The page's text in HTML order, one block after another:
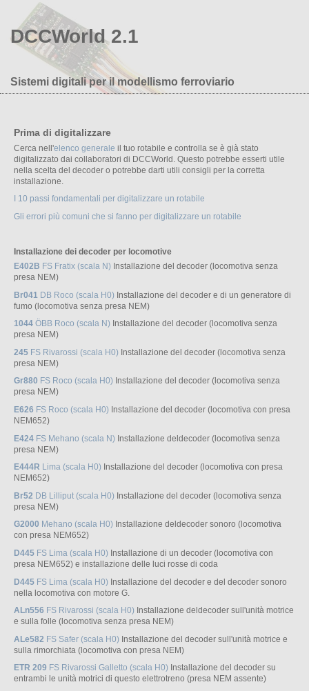
DCCWorld 2.1
Sistemi digitali per il modellismo ferroviario
Prima di digitalizzare
Cerca nell'elenco generale il tuo rotabile e controlla se è già stato
digitalizzato dai collaboratori di DCCWorld. Questo potrebbe esserti utile
nella scelta del decoder o potrebbe darti utili consigli per la corretta
installazione.
I 10 passi fondamentali per digitalizzare un rotabile
Gli errori più comuni che si fanno per digitalizzare un rotabile
Installazione dei decoder per locomotive
E402B FS Fratix (scala N) Installazione del decoder (locomotiva senza
presa NEM)
Br041 DB Roco (scala H0) Installazione del decoder e di un generatore di
fumo (locomotiva senza presa NEM)
1044 ÖBB Roco (scala N) Installazione del decoder (locomotiva senza
presa NEM)
245 FS Rivarossi (scala H0) Installazione del decoder (locomotiva senza
presa NEM)
Gr880 FS Roco (scala H0) Installazione del decoder (locomotiva senza
presa NEM)
E626 FS Roco (scala H0) Installazione del decoder (locomotiva con presa
NEM652)
E424 FS Mehano (scala N) Installazione deldecoder (locomotiva senza
presa NEM)
E444R Lima (scala H0) Installazione del decoder (locomotiva con presa
NEM652)
Br52 DB Lilliput (scala H0) Installazione del decoder (locomotiva senza
presa NEM)
G2000 Mehano (scala H0) Installazione deldecoder sonoro (locomotiva
con presa NEM652)
D445 FS Lima (scala H0) Installazione di un decoder (locomotiva con
presa NEM652) e installazione delle luci rosse di coda
D445 FS Lima (scala H0) Installazione del decoder e del decoder sonoro
nella locomotiva con motore G.
ALn556 FS Rivarossi (scala H0) Installazione deldecoder sull'unità motrice
e sulla folle (locomotiva senza presa NEM)
ALe582 FS Safer (scala H0) Installazione del decoder sull'unità motrice e
sulla rimorchiata (locomotiva con presa NEM)
ETR 209 FS Rivarossi Galletto (scala H0) Installazione del decoder su
entrambi le unità motrici di questo elettrotreno (presa NEM assente)